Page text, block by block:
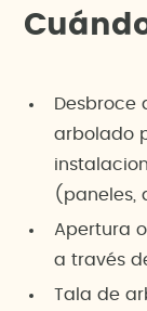
Desbroce
arbolado
(paneles,
Apertura
a través
Tala de